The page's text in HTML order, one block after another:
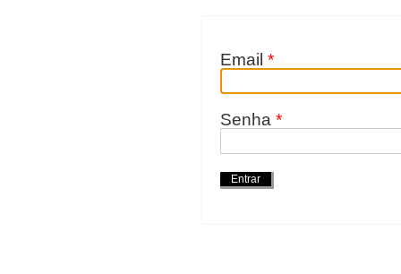
Email *
Senha *
Ações